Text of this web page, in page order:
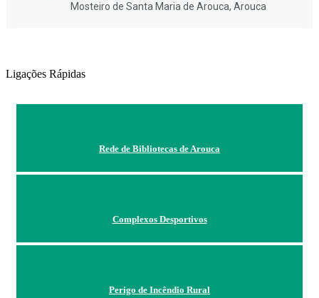
Mosteiro de Santa Maria de Arouca, Arouca
Ligações Rápidas
Rede de Bibliotecas de Arouca
Complexos Desportivos
Perigo de Incêndio Rural